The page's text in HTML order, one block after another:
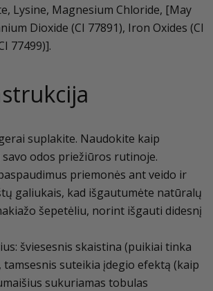
Lysine, Magnesium Chloride, [May
Dioxide (CI 77891), Iron Oxides (CI
77499)].
suplakite. Naudokite kaip
odos priežiūros rutinoje.
priemonės ant veido ir
galiukais, kad išgautumėte natūralų
šepetėliu, norint išgauti didesnį
šviesesnis skaistina (puikiai tinka
tamsesnis suteikia įdegio efektą (kaip
sukuriamas tobulas